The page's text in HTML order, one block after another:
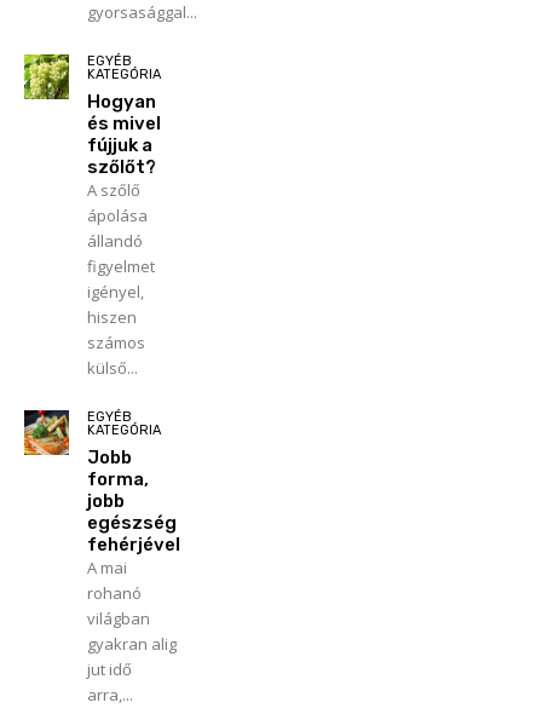
gyorsasággal...
EGYÉB
KATEGÓRIA
Hogyan
és mivel
fújjuk a
szőlőt?
A szőlő
ápolása
állandó
figyelmet
igényel,
hiszen
számos
külső...
EGYÉB
KATEGÓRIA
Jobb
forma,
jobb
egészség
fehérjével
A mai
rohanó
világban
gyakran alig
jut idő
arra,...